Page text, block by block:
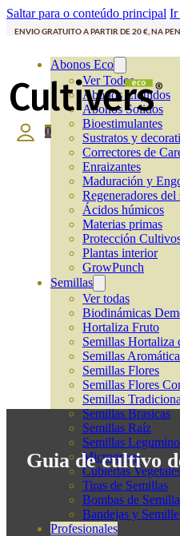
Saltar para o conteúdo principal Ir
ENVIO GRATUITO A PARTIR DE 20 €, NA
Abonos Eco
Ver Todos
Abonos Líquidos
Abonos Solidos
Bioestimulantes
Sustratos y
Correctores de
Enraizantes
Maduración y
Regeneradores del
Ácidos húmicos
Materias primas
Protección
Plantas interior
GrowPunch
Semillas
Ver todas
Biodinámicas
Hortaliza Fruto
Semillas Hortaliza
Semillas
Semillas Flores
Semillas Flores
Semillas
Semillas Brasicas
Semillas Raíz
Semillas
Microgreen
Cubiertas
Tiras de Semillas
Bombas de
Bandejas y
Profesionales
0
Guia de cultivo